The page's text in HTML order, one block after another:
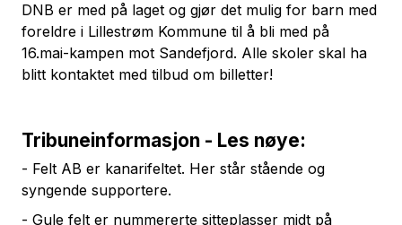
DNB er med på laget og gjør det mulig for barn med
foreldre i Lillestrøm Kommune til å bli med på
16.mai-kampen mot Sandefjord. Alle skoler skal ha
blitt kontaktet med tilbud om billetter!
Tribuneinformasjon - Les nøye:
- Felt AB er kanarifeltet. Her står stående og
syngende supportere.
- Gule felt er nummererte sitteplasser midt på